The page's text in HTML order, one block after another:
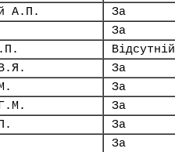
А.П.
За
За
Відсутній
За
За
За
За
За